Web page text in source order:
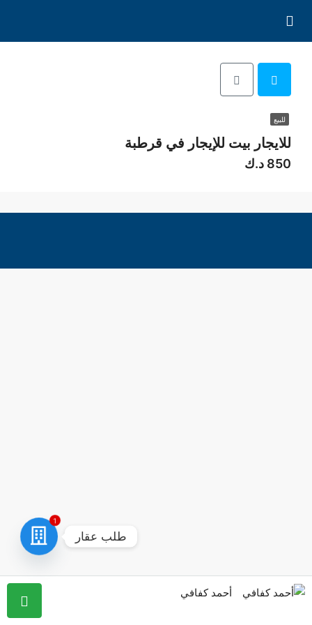
للبيع
للايجار بيت للإيجار في قرطبة
850 د.ك
أحمد كفافي
1
طلب عقار